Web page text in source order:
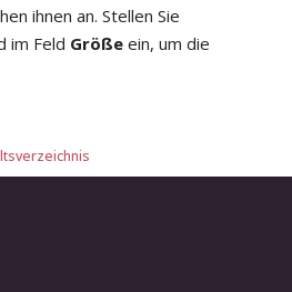
ihnen an. Stellen Sie
im Feld Größe ein, um die